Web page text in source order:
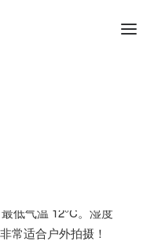
低气温 12°C。湿度
常适合户外拍摄！